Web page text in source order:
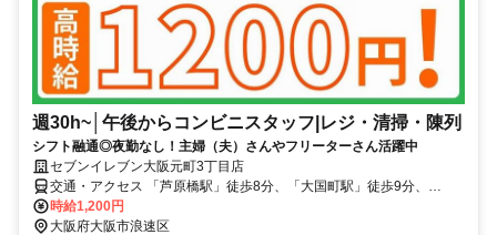
週30h~│午後からコンビニスタッフ|レジ・清掃・陳列
シフト融通◎夜勤なし！主婦（夫）さんやフリーターさん活躍中
セブンイレブン大阪元町3丁目店
交通・アクセス 「芦原橋駅」徒歩8分、「大国町駅」徒歩9分、
JR「難波駅」徒歩10分｜大阪シティバス「塩草」徒歩6分、大阪シテ
ィバス「浪速東一丁目」徒歩7分
時給1,200円
大阪府大阪市浪速区